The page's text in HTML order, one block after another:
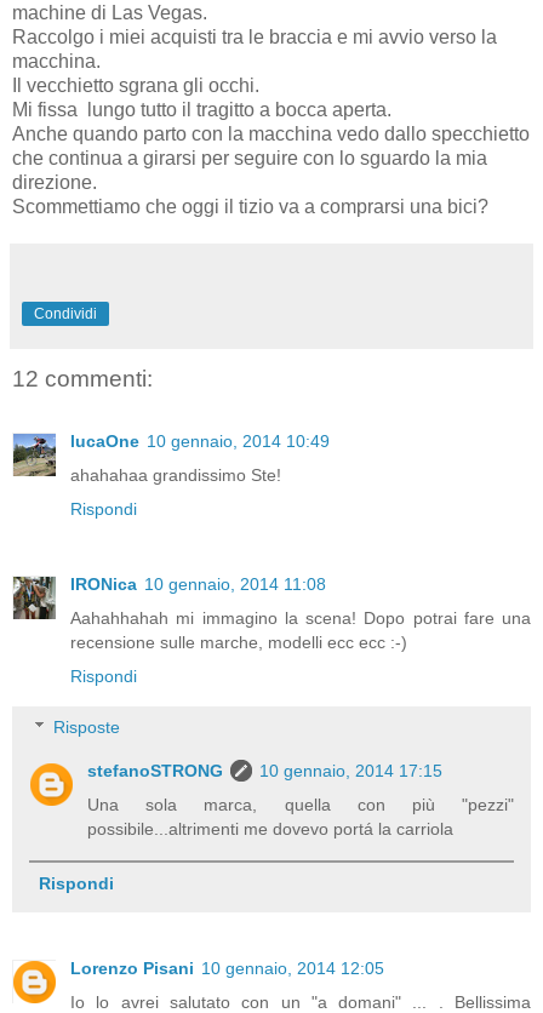
machine di Las Vegas.
Raccolgo i miei acquisti tra le braccia e mi avvio verso la
macchina.
Il vecchietto sgrana gli occhi.
Mi fissa lungo tutto il tragitto a bocca aperta.
Anche quando parto con la macchina vedo dallo specchietto
che continua a girarsi per seguire con lo sguardo la mia
direzione.
Scommettiamo che oggi il tizio va a comprarsi una bici?
Condividi
12 commenti:
lucaOne 10 gennaio, 2014 10:49
ahahahaa grandissimo Ste!
Rispondi
IRONica 10 gennaio, 2014 11:08
Aahahhahah mi immagino la scena! Dopo potrai fare una
recensione sulle marche, modelli ecc ecc :-)
Rispondi
Risposte
stefanoSTRONG
10 gennaio, 2014 17:15
Una sola marca, quella con più "pezzi"
possibile...altrimenti me dovevo portá la carriola
Rispondi
Lorenzo Pisani 10 gennaio, 2014 12:05
Io lo avrei salutato con un "a domani" ... . Bellissima